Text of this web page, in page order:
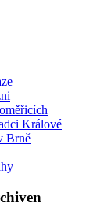
Králové
Brně